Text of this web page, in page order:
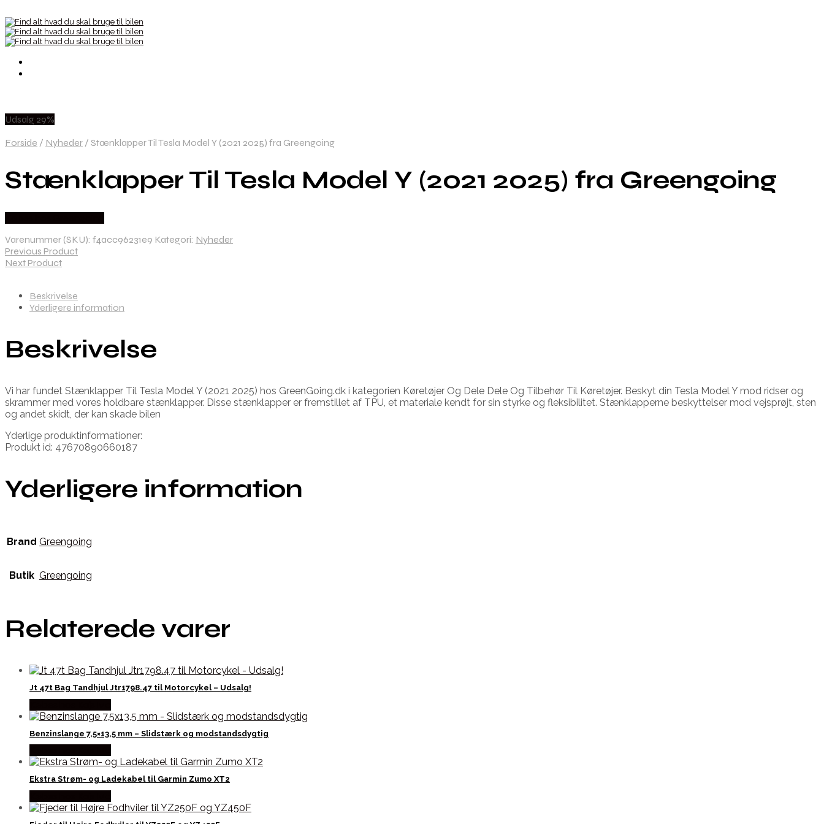
Udsalg 29%
Forside / Nyheder / Stænklapper Til Tesla Model Y (2021 2025) fra Greengoing
Stænklapper Til Tesla Model Y (2021 2025) fra Greengoing
Varenummer (SKU): f4acc96231e9 Kategori: Nyheder
Previous Product
Next Product
Beskrivelse
Yderligere information
Beskrivelse
Vi har fundet Stænklapper Til Tesla Model Y (2021 2025) hos GreenGoing.dk i kategorien Køretøjer Og Dele Dele Og Tilbehør Til Køretøjer. Beskyt din Tesla Model Y mod ridser og
skrammer med vores holdbare stænklapper. Disse stænklapper er fremstillet af TPU, et materiale kendt for sin styrke og fleksibilitet. Stænklapperne beskyttelser mod vejsprøjt, sten
og andet skidt, der kan skade bilen
Yderlige produktinformationer:
Produkt id: 47670890660187
Yderligere information
Brand Greengoing
Butik Greengoing
Relaterede varer
Jt 47t Bag Tandhjul Jtr1798.47 til Motorcykel – Udsalg!
Benzinslange 7,5×13,5 mm – Slidstærk og modstandsdygtig
Ekstra Strøm- og Ladekabel til Garmin Zumo XT2